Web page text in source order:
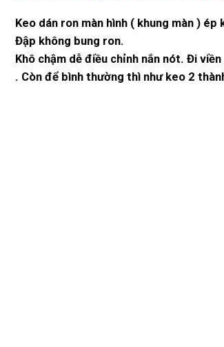
Keo dán ron màn hình ( khung màn ) ép
Đập không bung ron.
Khô chậm dễ điều chỉnh nắn nót. Đi viền
. Còn để bình thường thì như keo 2